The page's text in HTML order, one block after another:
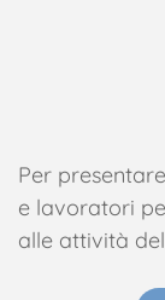
Per
e lavoratori
alle attività